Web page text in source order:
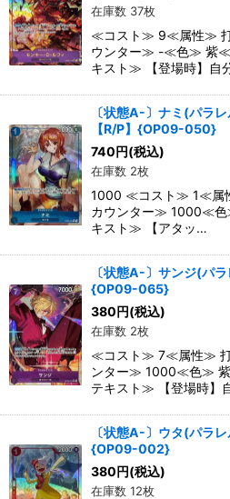
在庫数 37枚
≪コスト≫ 9≪属性≫
ウンター≫ -≪色≫ 紫≪
キスト≫ 【登場時】自
〔状態A-〕ナミ(パラ
【R/P】{OP09-050}
740円(税込)
在庫数 2枚
1000 ≪コスト≫ 1≪
カウンター≫ 1000≪
キスト≫ 【アタッ…
〔状態A-〕サンジ(パ
{OP09-065}
380円(税込)
在庫数 2枚
≪コスト≫ 7≪属性≫
ンター≫ 1000≪色≫
テキスト≫ 【登場時】
〔状態A-〕ウタ(パラ
{OP09-002}
380円(税込)
在庫数 12枚